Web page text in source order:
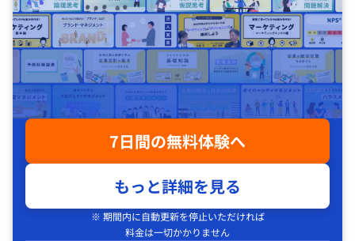
7日間の無料体験へ
もっと詳細を見る
※ 期間内に自動更新を停止いただければ
料金は一切かかりません